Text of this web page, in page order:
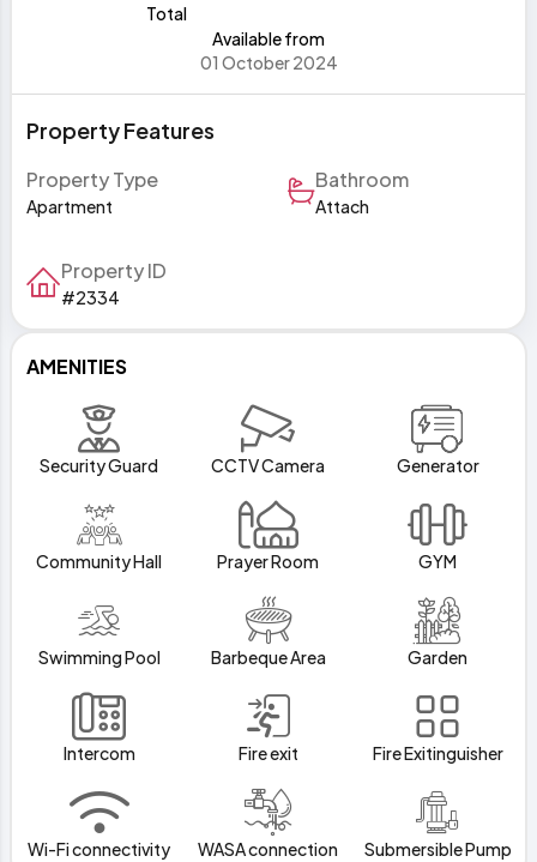
Total
Available from
01 October 2024
Property Features
Property Type
Apartment
Bathroom
Attach
Property ID
#2334
AMENITIES
Security Guard CCTV Camera Generator
Community Hall Prayer Room GYM
Swimming Pool Barbeque Area Garden
Intercom Fire exit Fire Exitinguisher
Wi-Fi connectivity WASA connection Submersible Pump